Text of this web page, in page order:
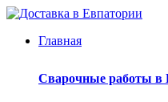
Главная
Сварочные работы в